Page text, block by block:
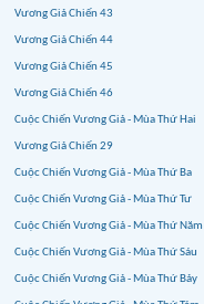
Vương Giả Chiến 43
Vương Giả Chiến 44
Vương Giả Chiến 45
Vương Giả Chiến 46
Cuộc Chiến Vương Giả - Mùa Thứ Hai
Vương Giả Chiến 29
Cuộc Chiến Vương Giả - Mùa Thứ Ba
Cuộc Chiến Vương Giả - Mùa Thứ Tư
Cuộc Chiến Vương Giả - Mùa Thứ Năm
Cuộc Chiến Vương Giả - Mùa Thứ Sáu
Cuộc Chiến Vương Giả - Mùa Thứ Bảy